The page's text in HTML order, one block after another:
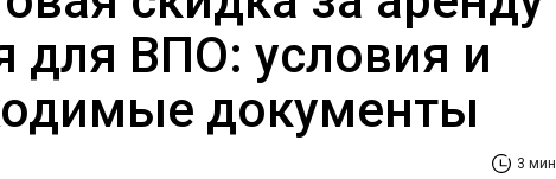
для ВПО: условия и
документы
3 мин